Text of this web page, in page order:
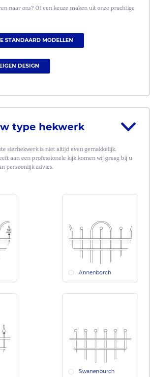
naar ons? Of een keuze maken uit onze prachtige
STANDAARD MODELLEN
DESIGN
type hekwerk
sierhekwerk is niet altijd even gemakkelijk.
aan een professionele kijk komen wij graag bij u
persoonlijk advies.
Annenborch
Swanenburch